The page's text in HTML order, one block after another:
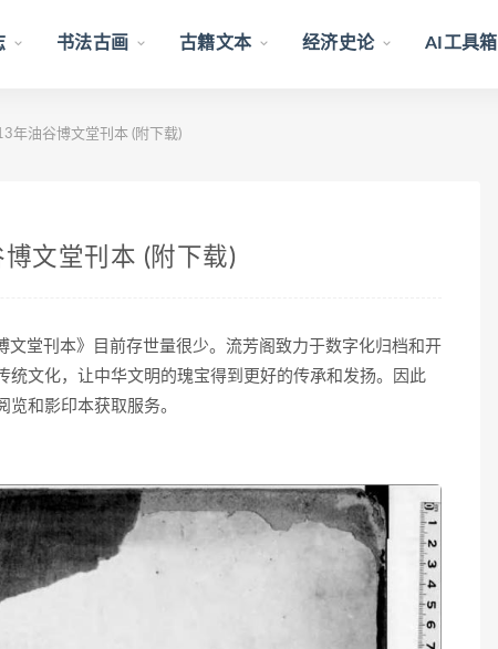
书法古画 古籍文本 经济史论 AI工具箱
年油谷博文堂刊本 (附下载)
文堂刊本 (附下载)
堂刊本》目前存世量很少。流芳阁致力于数字化归档和开
文化，让中华文明的瑰宝得到更好的传承和发扬。因此
和影印本获取服务。